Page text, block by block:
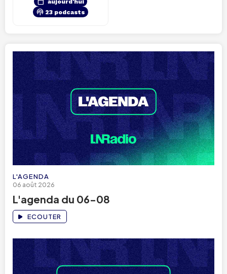
aujourd'hui
podcasts 23 podcasts
L'AGENDA
06 août 2026
L'agenda du 06-08
ECOUTER